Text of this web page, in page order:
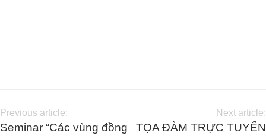
Previous article:
Seminar “Các vùng đồng
Next article:
TỌA ĐÀM TRỰC TUYẾN